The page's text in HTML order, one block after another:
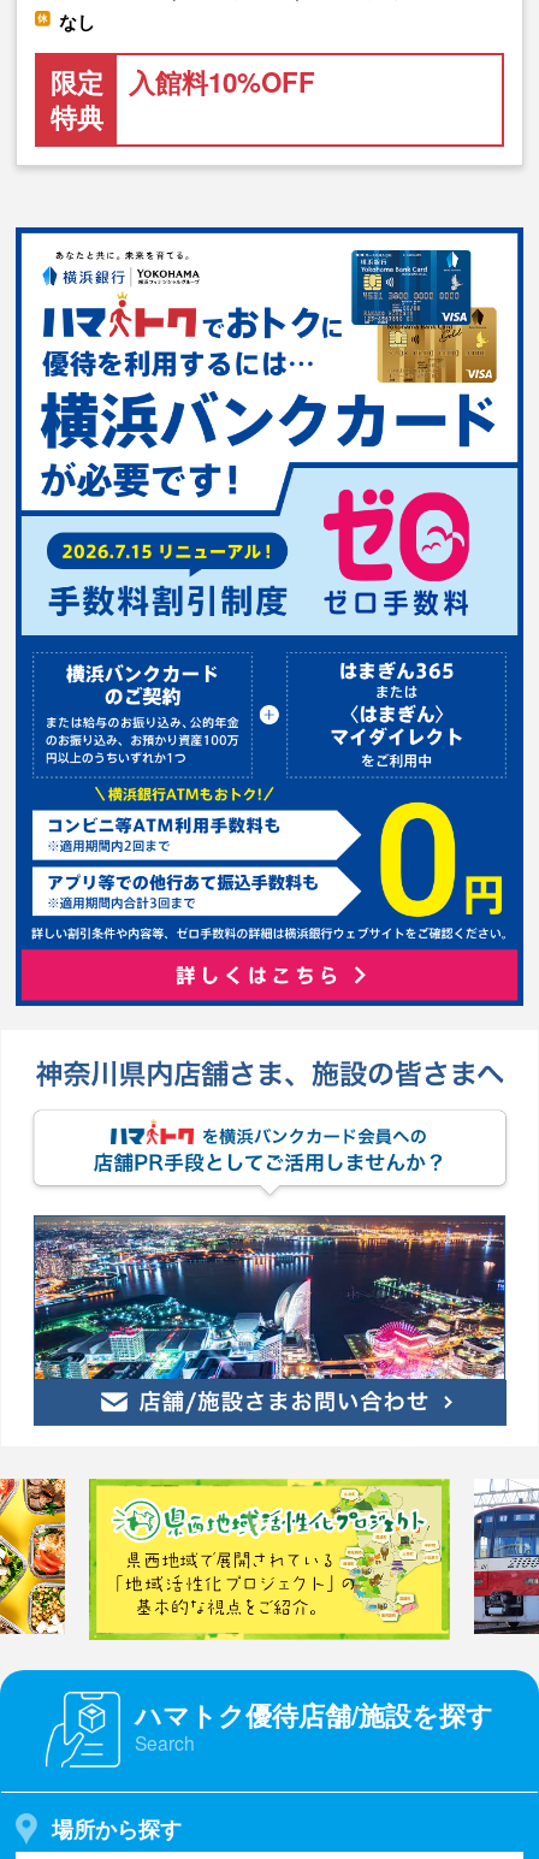
なし
限定
特典
入館料10%OFF
ハマトク優待店舗/施設を探す
Search
場所から探す